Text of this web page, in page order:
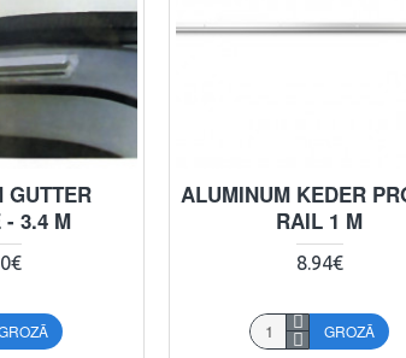
GUTTER
- 3.4 M
ALUMINUM KEDER
RAIL 1 M
8.94€
GROZĀ